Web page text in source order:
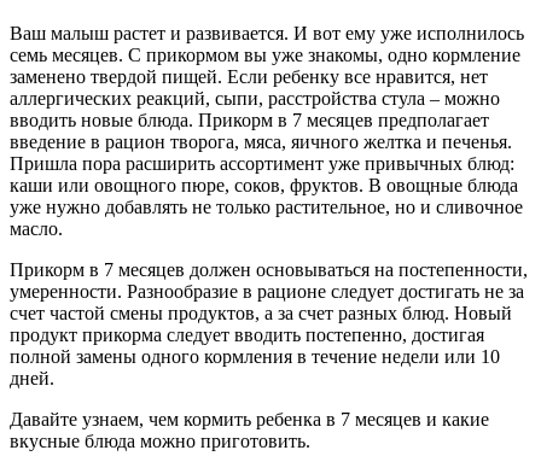
Ваш малыш растет и развивается. И вот ему уже исполнилось
семь месяцев. С прикормом вы уже знакомы, одно кормление
заменено твердой пищей. Если ребенку все нравится, нет
аллергических реакций, сыпи, расстройства стула – можно
вводить новые блюда. Прикорм в 7 месяцев предполагает
введение в рацион творога, мяса, яичного желтка и печенья.
Пришла пора расширить ассортимент уже привычных блюд:
каши или овощного пюре, соков, фруктов. В овощные блюда
уже нужно добавлять не только растительное, но и сливочное
масло.
Прикорм в 7 месяцев должен основываться на постепенности,
умеренности. Разнообразие в рационе следует достигать не за
счет частой смены продуктов, а за счет разных блюд. Новый
продукт прикорма следует вводить постепенно, достигая
полной замены одного кормления в течение недели или 10
дней.
Давайте узнаем, чем кормить ребенка в 7 месяцев и какие
вкусные блюда можно приготовить.